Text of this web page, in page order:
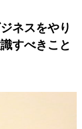
ネスをやり
すべきこと